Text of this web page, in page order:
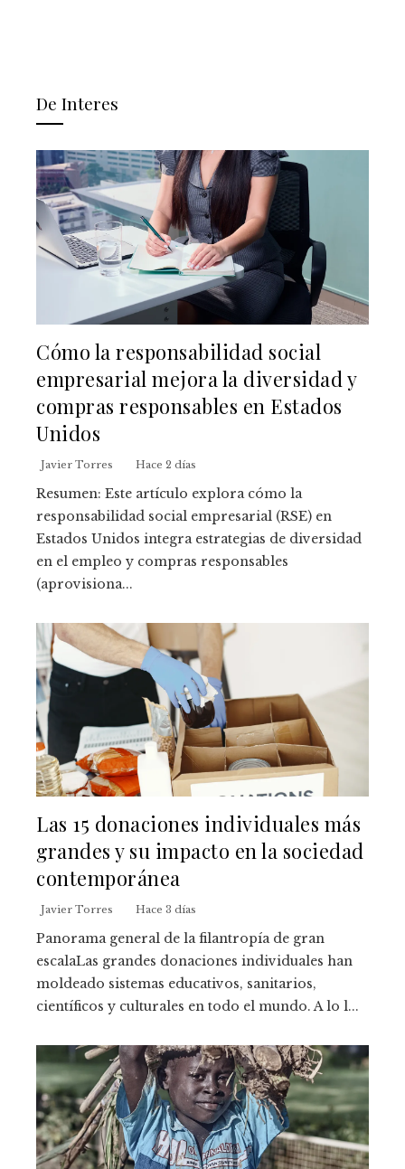
De Interes
Cómo la responsabilidad social
empresarial mejora la diversidad y
compras responsables en Estados
Unidos
Javier Torres Hace 2 días
Resumen: Este artículo explora cómo la
responsabilidad social empresarial (RSE) en
Estados Unidos integra estrategias de diversidad
en el empleo y compras responsables
(aprovisiona...
Las 15 donaciones individuales más
grandes y su impacto en la sociedad
contemporánea
Javier Torres Hace 3 días
Panorama general de la filantropía de gran
escalaLas grandes donaciones individuales han
moldeado sistemas educativos, sanitarios,
científicos y culturales en todo el mundo. A lo l...